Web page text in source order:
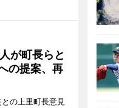
が町長らと
の提案、再
の上里町長意見